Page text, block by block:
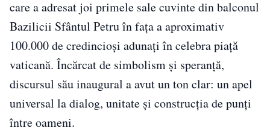
care a adresat joi primele sale cuvinte din balconul
Bazilicii Sfântul Petru în fața a aproximativ
100.000 de credincioși adunați în celebra piață
vaticană. Încărcat de simbolism și speranță,
discursul său inaugural a avut un ton clar: un apel
universal la dialog, unitate și construcția de punți
între oameni.